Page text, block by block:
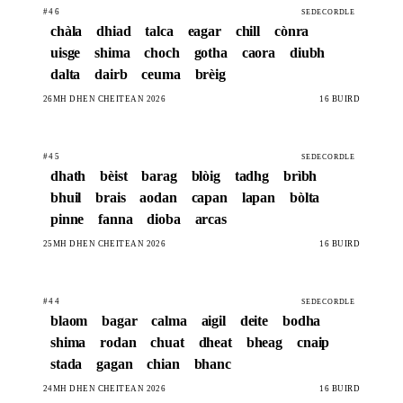
#46 SEDECORDLE
chàla dhiad talca eagar chill
cònra
uisge
shima choch gotha caora
diubh
dalta
dairb ceuma brèig
26MH DHEN CHÈITEAN 2026 16 BÙIRD
#45 SEDECORDLE
dhath bèist barag blòig tadhg
brìbh
bhuil
brais aodan capan lapan
bòlta
pinne
fanna dioba arcas
25MH DHEN CHÈITEAN 2026 16 BÙIRD
#44 SEDECORDLE
blaom bagar calma aigil deite
bodha
shima
rodan chuat dheat bheag
cnaip
stada
gagan chian bhanc
24MH DHEN CHÈITEAN 2026 16 BÙIRD